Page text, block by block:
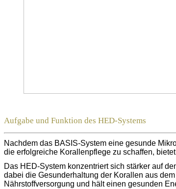
Aufgabe und Funktion des HED-Systems
Nachdem das BASIS-System eine gesunde
die erfolgreiche Korallenpflege zu schaffen,
Das HED-System konzentriert sich stärker auf
dabei die Gesunderhaltung der Korallen aus
Nährstoffversorgung und hält einen gesunden